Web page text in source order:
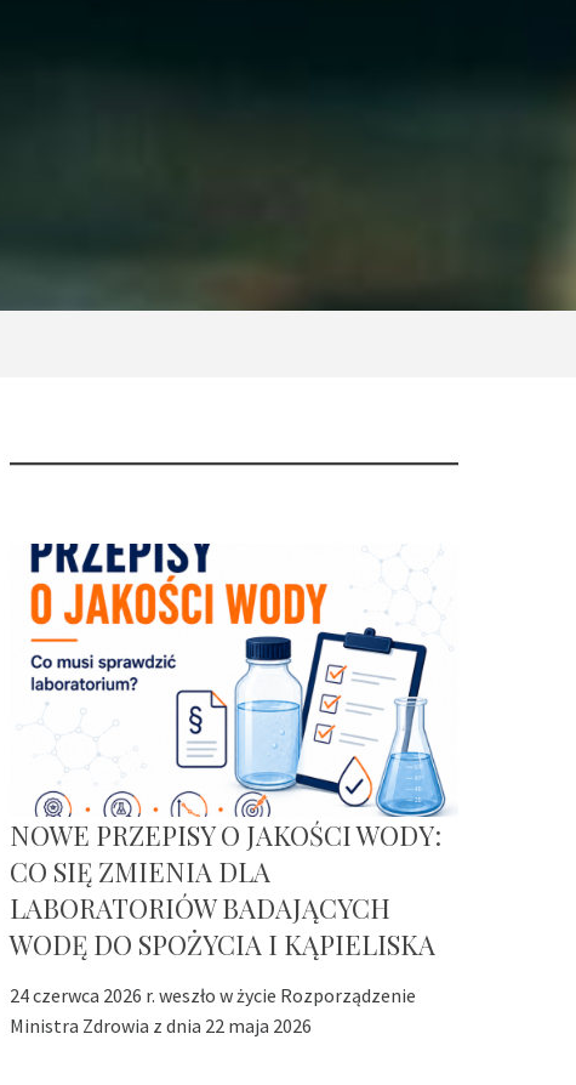
NOWE PRZEPISY O JAKOŚCI WODY:
CO SIĘ ZMIENIA DLA
LABORATORIÓW BADAJĄCYCH
WODĘ DO SPOŻYCIA I KĄPIELISKA
24 czerwca 2026 r. weszło w życie Rozporządzenie
Ministra Zdrowia z dnia 22 maja 2026